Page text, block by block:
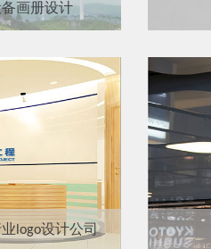
画册设计
logo设计公司